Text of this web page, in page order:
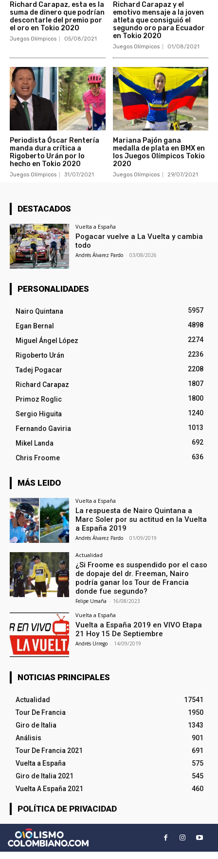
Richard Carapaz, esta es la
suma de dinero que podrían
descontarle del premio por
el oro en Tokio 2020
Juegos Olímpicos 05/08/2021
Richard Carapaz y el
emotivo mensaje a la joven
atleta que consiguió el
segundo oro para Ecuador
en Tokio 2020
Juegos Olímpicos 01/08/2021
Periodista Óscar Rentería
manda dura crítica a
Rigoberto Urán por lo
hecho en Tokio 2020
Juegos Olímpicos 31/07/2021
Mariana Pajón gana
medalla de plata en BMX en
los Juegos Olímpicos Tokio
2020
Juegos Olímpicos 29/07/2021
DESTACADOS
Vuelta a España
Pogacar vuelve a La Vuelta y cambia
todo
Andrés Álvarez Pardo - 03/08/2026
PERSONALIDADES
Nairo Quintana
5957
Egan Bernal
4898
Miguel Ángel López
2274
Rigoberto Urán
2236
Tadej Pogacar
2208
Richard Carapaz
1807
Primoz Roglic
1800
Sergio Higuita
1240
Fernando Gaviria
1013
Mikel Landa
692
Chris Froome
636
MÁS LEIDO
Vuelta a España
La respuesta de Nairo Quintana a
Marc Soler por su actitud en la Vuelta
a España 2019
Andrés Álvarez Pardo - 01/09/2019
Actualidad
¿Si Froome es suspendido por el caso
de dopaje del dr. Freeman, Nairo
podría ganar los Tour de Francia
donde fue segundo?
Felipe Umaña - 16/08/2023
Vuelta a España
Vuelta a España 2019 en VIVO Etapa
21 Hoy 15 De Septiembre
Andrés Urrego - 14/09/2019
NOTICIAS PRINCIPALES
Actualidad
17541
Tour De Francia
1950
Giro de Italia
1343
Análisis
901
Tour De Francia 2021
691
Vuelta a España
575
Giro de Italia 2021
545
Vuelta A España 2021
460
POLÍTICA DE PRIVACIDAD